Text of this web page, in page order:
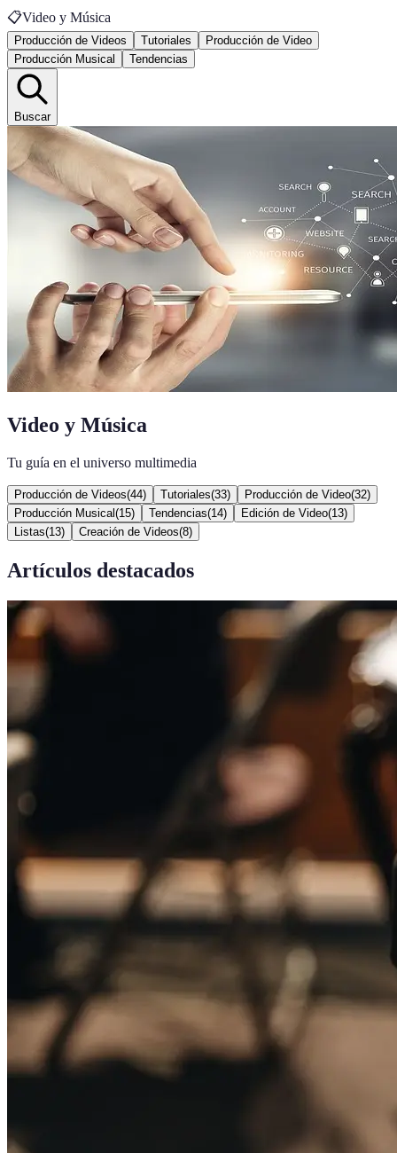
📋Video y Música
Producción de Videos Tutoriales
Producción de Video
Producción Musical
Tendencias
Buscar
Video y Música
Tu guía en el universo multimedia
Producción de Videos(44) Tutoriales(33) Producción de Video(32)
Producción Musical (15) Tendencias(14) Edición de Video(13)
Listas(13) Creación de Videos(8)
Artículos destacados